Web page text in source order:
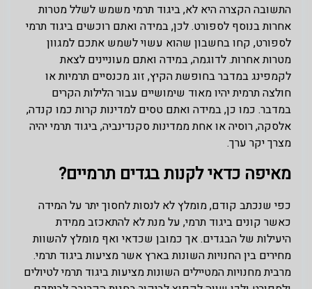
התשובה הקצרה היא לא, ביגוד תרמי משמש לשלל מטרות
אחרות בנוסף לספורט. לכן, במידה ואתם רוכשים ביגוד תרמי
לספורט, קחו בחשבון שהוא עשוי לשמש אתכם למגוון
מטרות אחרות. לדוגמה, במידה ואתם מעוניינים לצאת
לקמפינג במדבר בחופשת הקיץ, זוג מכנסיים תרמיות או
חולצה תרמית יהיו מאוד שימושיים עבור הלילות הקרים
במדבר. כמו כן, במידה ואתם טסים למדינות קרות כמו קנדה,
אלסקה, רוסיה או אחת ממדינות סקנדינביה, ביגוד תרמי יהיה
מצרך יקר ערך.
מאיפה כדאי לקנות בגדים תרמיים?
כפי שנכתב קודם, מומלץ לא לנסות לחסוך יתר על המידה
כאשר קונים ביגוד תרמי, על מנת לא להתאכזב ממידת
היעילות של הבגדים. אך כמובן שכדאי ואף מומלץ להשוות
מחירים בין החנויות השונות בארץ אשר מציעות ביגוד תרמי.
מרבית מחנויות המטיילים השונות מציעות ביגוד תרמי לטיולים